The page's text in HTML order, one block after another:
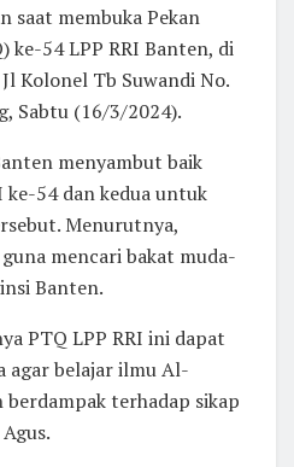
saat membuka Pekan
ke-54 LPP RRI Banten, di
Kolonel Tb Suwandi No.
Sabtu (16/3/2024).
menyambut baik
ke-54 dan kedua untuk
Menurutnya,
mencari bakat muda-
Banten.
PTQ LPP RRI ini dapat
agar belajar ilmu Al-
berdampak terhadap sikap